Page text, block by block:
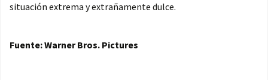
situación extrema y extrañamente dulce.
Fuente: Warner Bros. Pictures